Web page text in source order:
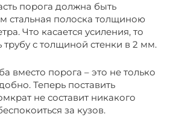
порога должна быть
стальная полоска толщиною
Что касается усиления, то
с толщиной стенки в 2 мм.
вместо порога – это не только
Теперь поставить
не составит никакого
за кузов.